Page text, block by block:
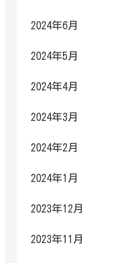
2024年6月
2024年5月
2024年4月
2024年3月
2024年2月
2024年1月
2023年12月
2023年11月